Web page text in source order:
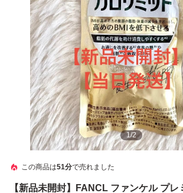
1/2
この商品は51分で売れました
【新品未開封】FANCL ファンケル プレ